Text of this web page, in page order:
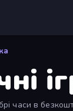
часи в